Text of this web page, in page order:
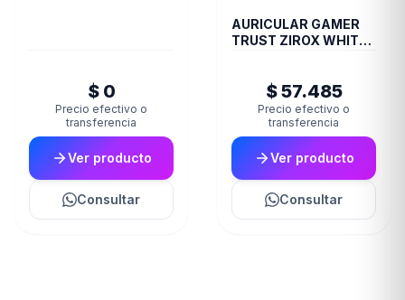
$ 0
Precio efectivo o
transferencia
Ver producto
Consultar
AURICULAR GAMER
TRUST ZIROX WHITE
$ 57.485
Precio efectivo o
transferencia
Ver producto
Consultar